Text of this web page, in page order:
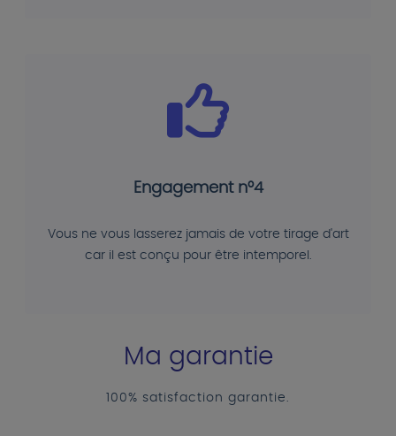
Engagement n°4
Vous ne vous lasserez jamais de votre tirage d'art
car il est conçu pour être intemporel.
Ma garantie
100% satisfaction garantie.